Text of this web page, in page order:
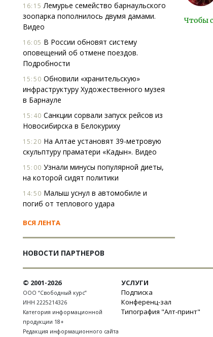
16:15 Лемурье семейство барнаульского
зоопарка пополнилось двумя дамами.
Видео
16:05 В России обновят систему
оповещений об отмене поездов.
Подробности
15:50 Обновили «хранительскую»
инфраструктуру Художественного музея
в Барнауле
15:40 Санкции сорвали запуск рейсов из
Новосибирска в Белокуриху
15:20 На Алтае установят 39-метровую
скульптуру праматери «Кадын». Видео
15:00 Узнали минусы популярной диеты,
на которой сидят политики
14:50 Малыш уснул в автомобиле и
погиб от теплового удара
ВСЯ ЛЕНТА
НОВОСТИ ПАРТНЕРОВ
Чтобы
© 2001-2026
ООО “Свободный курс”
ИНН 2225214326
Категория информационной
продукции 18+
Редакция информационного сайта
УСЛУГИ
Подписка
Конференц-зал
Типография "Алт-принт"